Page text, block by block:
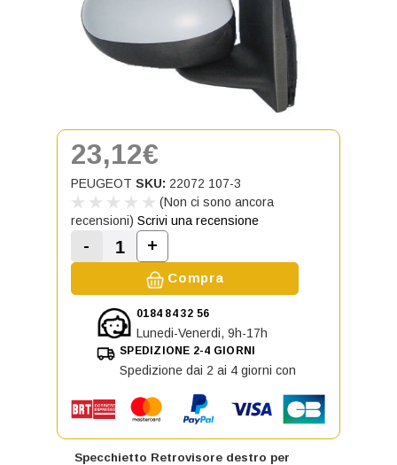
Specchietto Retrovisore destro per
23,12€
PEUGEOT SKU: 22072 107-3
(Non ci sono ancora
recensioni) Scrivi una recensione
Diminuisci la quantità di Specchietto
-
Aumenta la quantità di
+
Compra
0184 84 32 56
Lunedi-Venerdi, 9h-17h
SPEDIZIONE 2-4 GIORNI
Spedizione dai 2 ai 4 giorni con